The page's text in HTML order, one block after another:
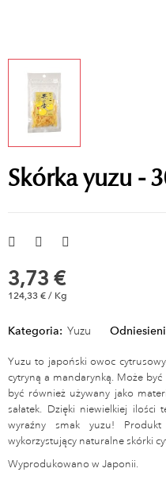
Skórka yuzu -
3,73 €
124,33 € / Kg
Kategoria: Yuzu
Yuzu to japoński owoc
cytryną a mandarynką. Może
być również używany jako
sałatek. Dzięki niewielkiej
wyraźny smak yuzu!
wykorzystujący naturalne skórki
Wyprodukowano w Japonii.